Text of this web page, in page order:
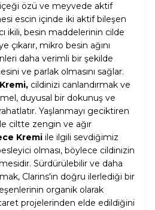
özü ve meyvede aktif
escin içinde iki aktif bileşen
ikili, besin maddelerinin cilde
mikro besin ağını
daha verimli bir şekilde
ve parlak olmasını sağlar.
cildinizi canlandırmak ve
duyusal bir dokunuş ve
Yaşlanmayı geciktiren
ciltte zengin ve ağır
Kremi ile ilgili sevdiğimiz
olması, böylece cildinizin
Sürdürülebilir ve daha
Clarins'in doğru ilerlediği bir
organik olarak
projelerinden elde edildiğini